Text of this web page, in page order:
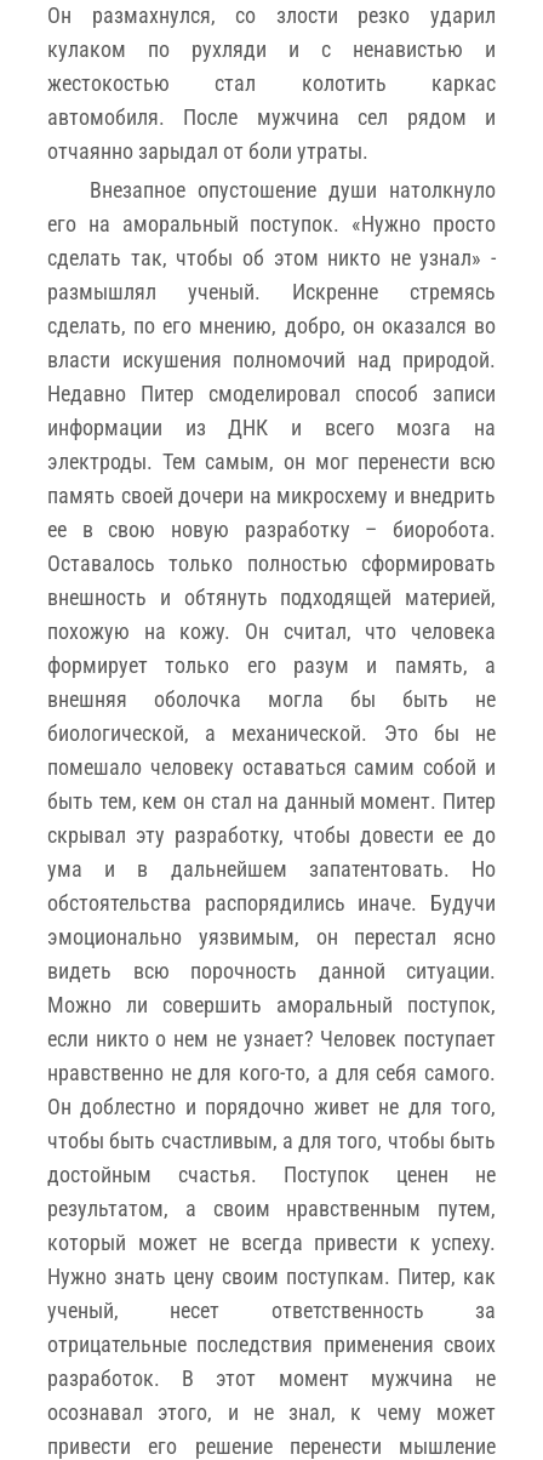
Он размахнулся, со злости резко ударил
кулаком по рухляди и с ненавистью и
жестокостью стал колотить каркас
автомобиля. После мужчина сел рядом и
отчаянно зарыдал от боли утраты.
Внезапное опустошение души натолкнуло
его на аморальный поступок. «Нужно просто
сделать так, чтобы об этом никто не узнал» -
размышлял ученый. Искренне стремясь
сделать, по его мнению, добро, он оказался во
власти искушения полномочий над природой.
Недавно Питер смоделировал способ записи
информации из ДНК и всего мозга на
электроды. Тем самым, он мог перенести всю
память своей дочери на микросхему и внедрить
ее в свою новую разработку – биоробота.
Оставалось только полностью сформировать
внешность и обтянуть подходящей материей,
похожую на кожу. Он считал, что человека
формирует только его разум и память, а
внешняя оболочка могла бы быть не
биологической, а механической. Это бы не
помешало человеку оставаться самим собой и
быть тем, кем он стал на данный момент. Питер
скрывал эту разработку, чтобы довести ее до
ума и в дальнейшем запатентовать. Но
обстоятельства распорядились иначе. Будучи
эмоционально уязвимым, он перестал ясно
видеть всю порочность данной ситуации.
Можно ли совершить аморальный поступок,
если никто о нем не узнает? Человек поступает
нравственно не для кого-то, а для себя самого.
Он доблестно и порядочно живет не для того,
чтобы быть счастливым, а для того, чтобы быть
достойным счастья. Поступок ценен не
результатом, а своим нравственным путем,
который может не всегда привести к успеху.
Нужно знать цену своим поступкам. Питер, как
ученый, несет ответственность за
отрицательные последствия применения своих
разработок. В этот момент мужчина не
осознавал этого, и не знал, к чему может
привести его решение перенести мышление